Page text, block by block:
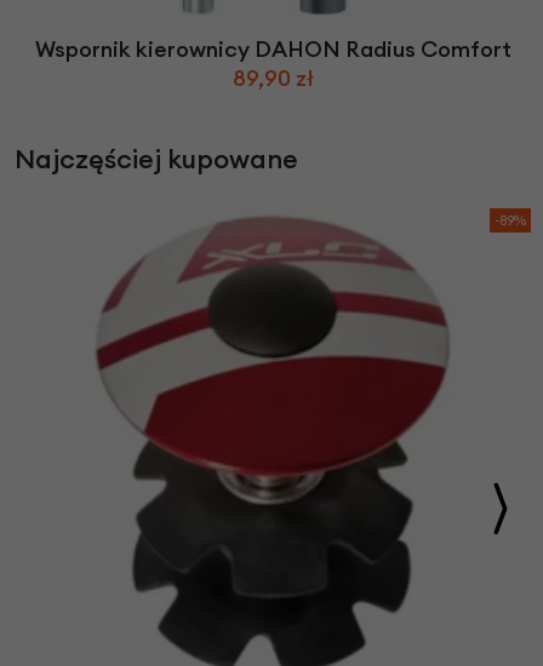
Wspornik kierownicy DAHON Radius Comfort
89,90 zł
Najczęściej kupowane
-89%